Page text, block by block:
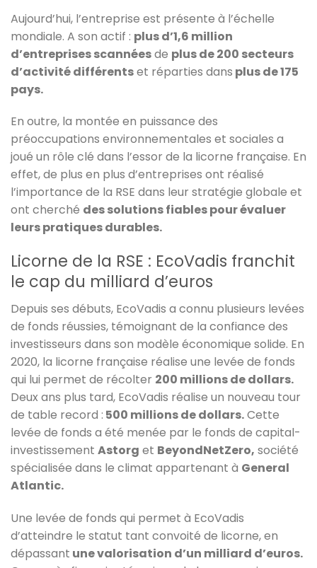
Aujourd’hui, l’entreprise est présente à l’échelle
mondiale. A son actif : plus d’1,6 million
d’entreprises scannéesde plus de 200 secteurs
d’activité différentset réparties dans plus de 175
pays.
En outre, la montée en puissance des
préoccupations environnementales et sociales a
joué un rôle clé dans l’essor de la licorne française. En
effet, de plus en plus d’entreprises ont réalisé
l’importance de la RSE dans leur stratégie globale et
ont cherché des solutions fiables pour évaluer
leurs pratiques durables.
Licorne de la RSE : EcoVadis franchit
le cap du milliard d’euros
Depuis ses débuts, EcoVadis a connu plusieurs levées
de fonds réussies, témoignant de la confiance des
investisseurs dans son modèle économique solide. En
2020, la licorne française réalise une levée de fonds
qui lui permet de récolter 200 millions de dollars.
Deux ans plus tard, EcoVadis réalise un nouveau tour
de table record : 500 millions de dollars.Cette
levée de fonds a été menée par le fonds de capital-
investissement Astorg et BeyondNetZero, société
spécialisée dans le climat appartenant à General
Atlantic.
Une levée de fonds qui permet à EcoVadis
d’atteindre le statut tant convoité de licorne, en
dépassant une valorisation d’un milliard d’euros.